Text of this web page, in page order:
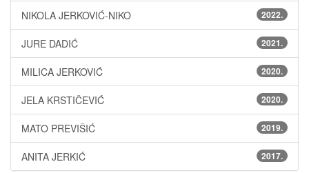
NIKOLA JERKOVIĆ-NIKO 2022.
JURE DADIĆ 2021.
MILICA JERKOVIĆ 2020.
JELA KRSTIČEVIĆ 2020.
MATO PREVIŠIĆ 2019.
ANITA JERKIĆ 2017.